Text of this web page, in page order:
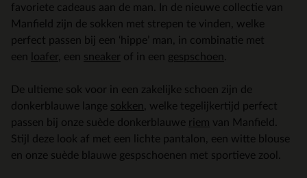
favoriete cadeaus aan de man. In de nieuwe collectie van
Manfield zijn de sokken met strepen te vinden, welke
perfect passen bij een ‘hippe’ man, in combinatie met
een
loafer , een sneaker of in een gespschoen
De ultieme sok voor in een zakelijke schoen zijn de
donkerblauwe lange sokken , welke tegelijkertijd perfect
passen bij onze suède donkerblauwe riem van Manfield.
Stijl deze look af met een lichte pantalon, een witte blouse
en onze suède blauwe gespschoenen met sportieve zool.